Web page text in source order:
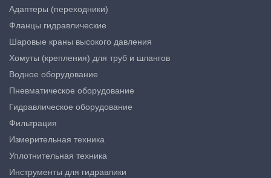
Адаптеры (переходники)
Фланцы гидравлические
Шаровые краны высокого давления
Хомуты (крепления) для труб и шлангов
Водное оборудование
Пневматическое оборудование
Гидравлическое оборудование
Фильтрация
Измерительная техника
Уплотнительная техника
Инструменты для гидравлики